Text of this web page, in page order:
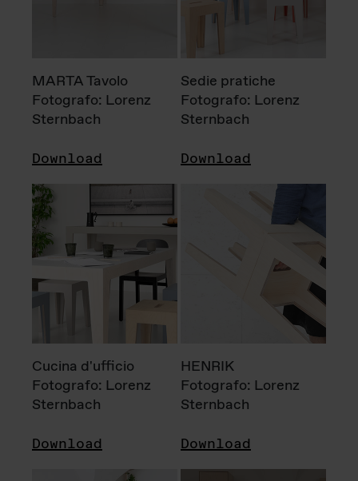
MARTA Tavolo
Fotografo: Lorenz
Sternbach
Download
Sedie pratiche
Fotografo: Lorenz
Sternbach
Download
Cucina d'ufficio
Fotografo: Lorenz
Sternbach
Download
HENRIK
Fotografo: Lorenz
Sternbach
Download